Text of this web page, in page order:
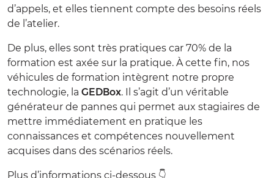
d’appels, et elles tiennent compte des besoins réels
de l’atelier.
De plus, elles sont très pratiques car 70% de la
formation est axée sur la pratique. À cette fin, nos
véhicules de formation intègrent notre propre
technologie, la GEDBox. Il s’agit d’un véritable
générateur de pannes qui permet aux stagiaires de
mettre immédiatement en pratique les
connaissances et compétences nouvellement
acquises dans des scénarios réels.
Plus d’informations ci-dessous 👇